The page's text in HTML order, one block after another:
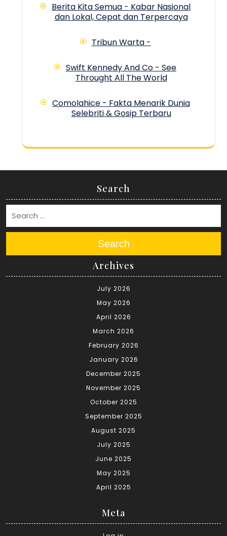
Berita Kita Semua - Kabar Nasional
dan Lokal, Cepat dan Terpercaya
Tribun Warta -
Swift Kennedy And Co - See
Throught All The World
Comolahice - Fakta Menarik Dunia
Selebriti & Gosip Terbaru
Search
Search
Archives
July 2026
May 2026
April 2026
March 2026
February 2026
January 2026
December 2025
November 2025
October 2025
September 2025
August 2025
July 2025
June 2025
May 2025
April 2025
Meta